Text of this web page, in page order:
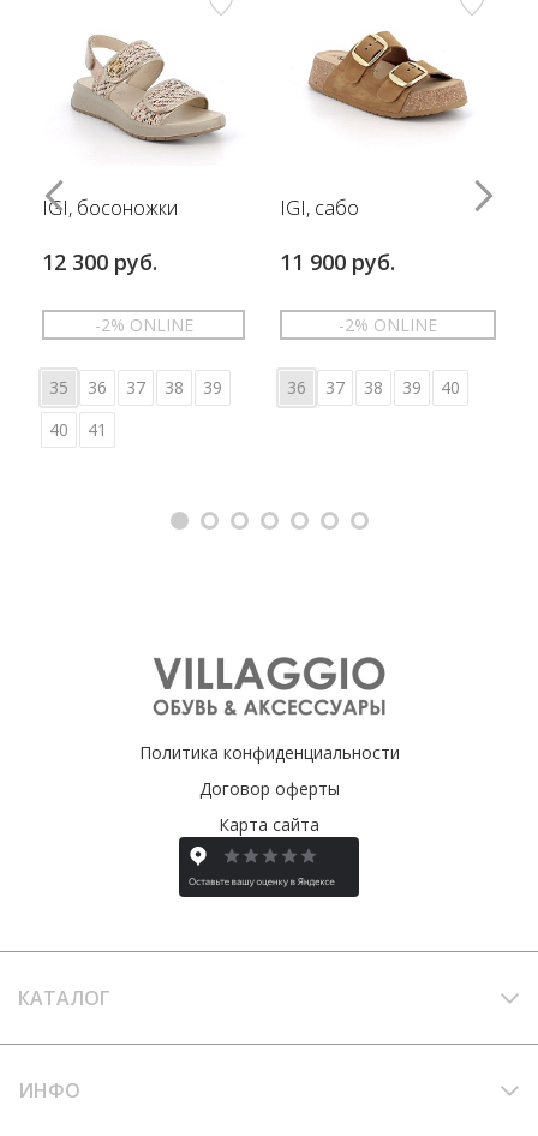
IGI, босоножки
12 300 руб.
-2% ONLINE
35 36 37 38
39
40
41
IGI, сабо
11 900 руб.
-2% ONLINE
36 37 38 39 40
Политика конфиденциальности
Договор оферты
Карта сайта
КАТАЛОГ
ИНФО